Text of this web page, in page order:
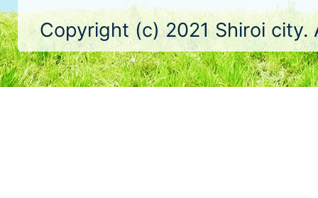
Copyright (c) 2021 Shiroi city.